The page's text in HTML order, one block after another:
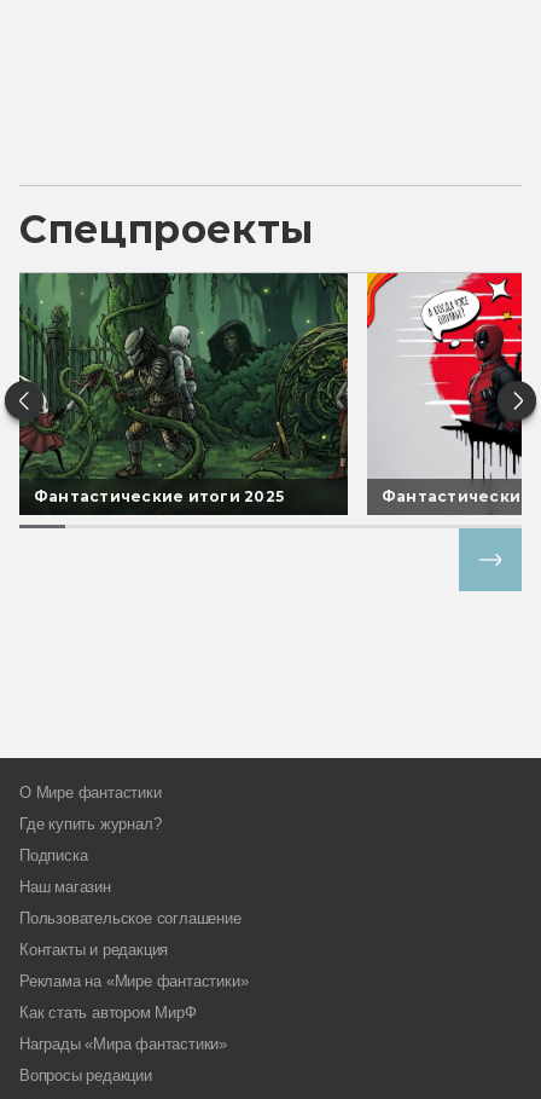
Спецпроекты
Фантастические итоги 2025 Фантастические
О Мире фантастики
Где купить журнал?
Подписка
Наш магазин
Пользовательское соглашение
Контакты и редакция
Реклама на «Мире фантастики»
Как стать автором МирФ
Награды «Мира фантастики»
Вопросы редакции